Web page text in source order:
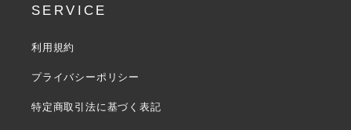
SERVICE
利用規約
プライバシーポリシー
特定商取引法に基づく表記